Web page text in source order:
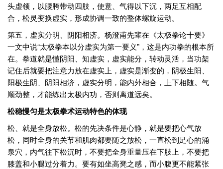
头虚领，以腰胯带动四肢，使意、气得以下沉，两足互相配
合，松灵变换虚实，形成协调一致的整体螺旋运动。
第五，虚实分明、阴阳相济。杨澄甫先辈在《太极拳论十要》
一文中说“太极拳本以分虚实为第一要义”，这是内功拳的根本所
在。拳道就是懂阴阳、知虚实，虚实能分，转动灵活，当功架
记住后就要把注意力放在虚实上，虚实是渐变的，阴极生阳、
阳极生阴、阴阳相济，虚实分明，能内外相合，上下相随。气
顺劲整，才能练出太极内功，否则离道远矣。
松稳慢匀是太极拳术运动特色的体现
松、就是全身放松。松的先决条件是心静，就是要把心气放
松，同时全身的关节和肌肉都要随之放松，一直松到足心的涌
泉穴，内气往下松沉时，不要把全身重量压在下肢上，不要把
膝盖和小腿过分着力。要有如坐高凳之感，而小腹更不能紧张